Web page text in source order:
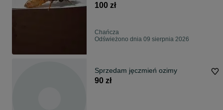
100 zł
Chańcza
Odświeżono dnia 09 sierpnia 2026
Sprzedam jęczmień ozimy
90 zł